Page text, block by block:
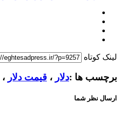
لینک کوتاه
برچسب ها :دلار ، قیمت دلار ،
ارسال نظر شما